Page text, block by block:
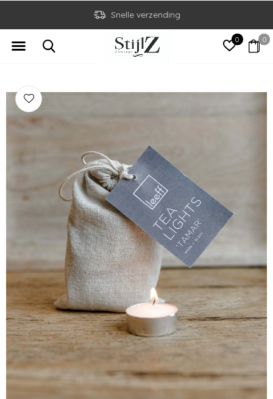
0 0
Snelle verzending